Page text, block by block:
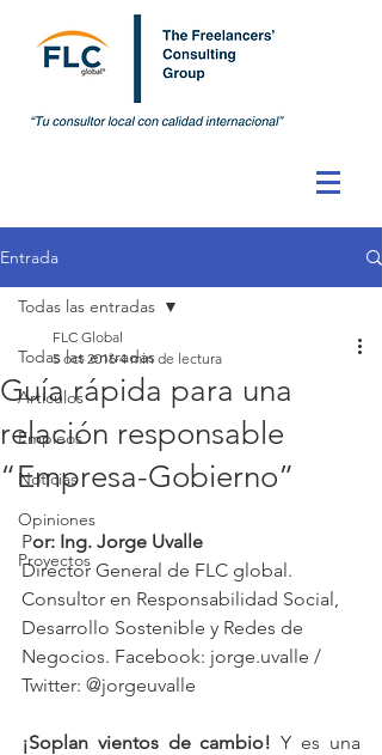
Entrada
Todas las entradas
Artículos
Empleos
Noticias
Opiniones
Proyectos
Todas las entradas
Guía rápida para una
relación responsable
“Empresa-Gobierno”
FLC Global
5 oct 2016 4 min de lectura
Por: Ing. Jorge Uvalle
Director General de FLC global.
Consultor en Responsabilidad Social,
Desarrollo Sostenible y Redes de
Negocios. Facebook: jorge.uvalle /
Twitter: @jorgeuvalle
¡Soplan vientos de cambio! Y es una